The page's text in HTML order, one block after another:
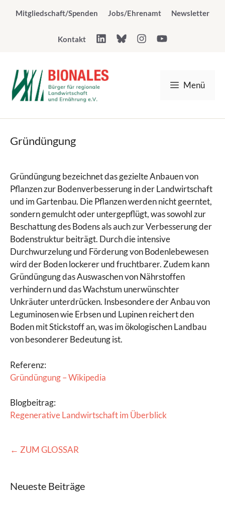
InhaltMitgliedschaft/Spenden Jobs/Ehrenamt Newsletter
Kontakt
Menü
Gründüngung
Gründüngung bezeichnet das gezielte Anbauen von
Pflanzen zur Bodenverbesserung in der Landwirtschaft
und im Gartenbau. Die Pflanzen werden nicht geerntet,
sondern gemulcht oder untergepflügt, was sowohl zur
Beschattung des Bodens als auch zur Verbesserung der
Bodenstruktur beiträgt. Durch die intensive
Durchwurzelung und Förderung von Bodenlebewesen
wird der Boden lockerer und fruchtbarer. Zudem kann
Gründüngung das Auswaschen von Nährstoffen
verhindern und das Wachstum unerwünschter
Unkräuter unterdrücken. Insbesondere der Anbau von
Leguminosen wie Erbsen und Lupinen reichert den
Boden mit Stickstoff an, was im ökologischen Landbau
von besonderer Bedeutung ist.
Referenz:
Gründüngung – Wikipedia
Blogbeitrag:
Regenerative Landwirtschaft im Überblick
← ZUM GLOSSAR
Neueste Beiträge